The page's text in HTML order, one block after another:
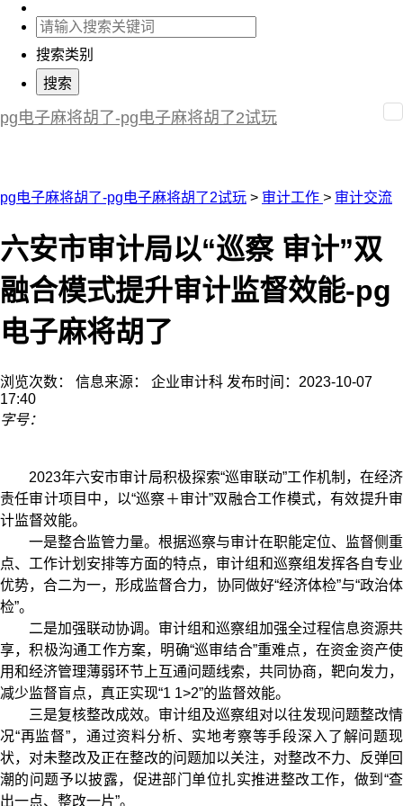
搜索类别
pg电子麻将胡了-pg电子麻将胡了2试玩
pg电子麻将胡了-pg电子麻将胡了2试玩 > 审计工作 > 审计交流
六安市审计局以“巡察 审计”双
融合模式提升审计监督效能-pg
电子麻将胡了
浏览次数： 信息来源： 企业审计科 发布时间：2023-10-07
17:40
字号：
2023年六安市审计局积极探索“巡审联动”工作机制，在经济
责任审计项目中，以“巡察＋审计”双融合工作模式，有效提升审
计监督效能。
一是整合监管力量。根据巡察与审计在职能定位、监督侧重
点、工作计划安排等方面的特点，审计组和巡察组发挥各自专业
优势，合二为一，形成监督合力，协同做好“经济体检”与“政治体
检”。
二是加强联动协调。审计组和巡察组加强全过程信息资源共
享，积极沟通工作方案，明确“巡审结合”重难点，在资金资产使
用和经济管理薄弱环节上互通问题线索，共同协商，靶向发力，
减少监督盲点，真正实现“1 1>2”的监督效能。
三是复核整改成效。审计组及巡察组对以往发现问题整改情
况“再监督”，通过资料分析、实地考察等手段深入了解问题现
状，对未整改及正在整改的问题加以关注，对整改不力、反弹回
潮的问题予以披露，促进部门单位扎实推进整改工作，做到“查
出一点、整改一片”。